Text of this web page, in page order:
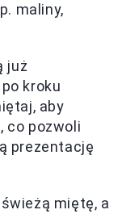
maliny,
już
kroku
aby
co pozwoli
prezentację
miętę, a